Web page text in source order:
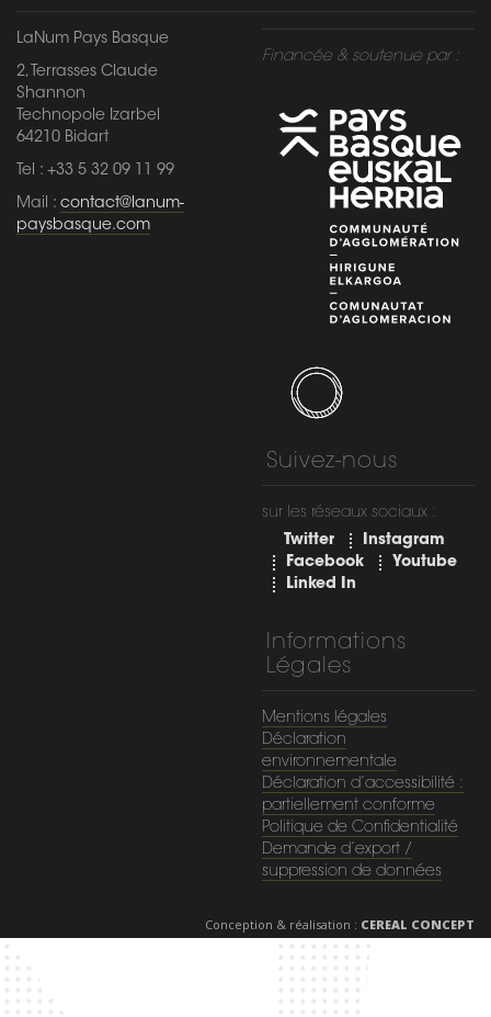
LaNum Pays Basque
2, Terrasses Claude
Shannon
Technopole Izarbel
64210 Bidart
Tel : +33 5 32 09 11 99
Mail : contact@lanum-
paysbasque.com
Financée & soutenue par :
Suivez-nous
sur les réseaux sociaux :
Twitter
Instagram
Facebook
Youtube
Linked In
Informations
Légales
Mentions légales
Déclaration
environnementale
Déclaration d’accessibilité :
partiellement conforme
Politique de Confidentialité
Demande d’export /
suppression de données
Conception & réalisation : CEREAL CONCEPT